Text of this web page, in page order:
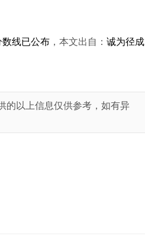
线已公布 ，本文出自： 诚为径成
的以上信息仅供参考，如有异